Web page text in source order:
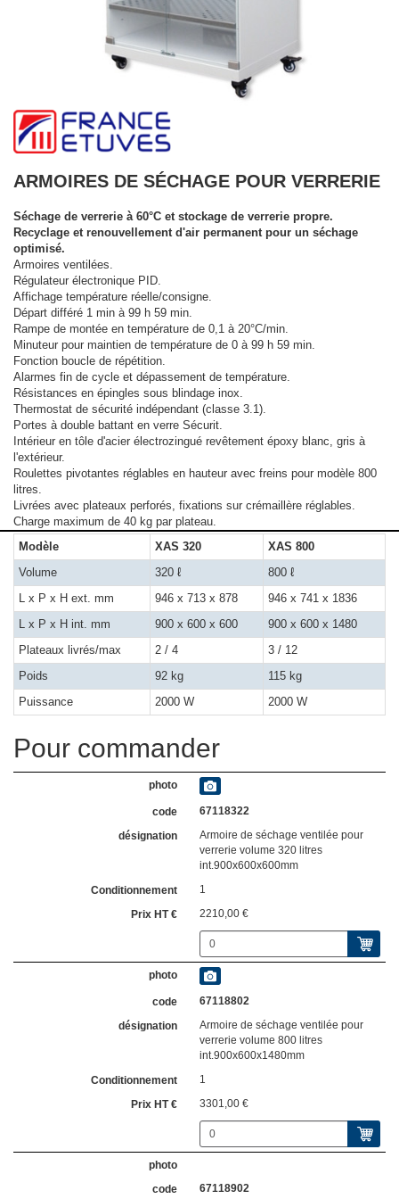
ARMOIRES DE SÉCHAGE POUR VERRERIE
Séchage de verrerie à 60°C et stockage de verrerie propre.
Recyclage et renouvellement d'air permanent pour un séchage
optimisé.
Armoires ventilées.
Régulateur électronique PID.
Affichage température réelle/consigne.
Départ différé 1 min à 99 h 59 min.
Rampe de montée en température de 0,1 à 20°C/min.
Minuteur pour maintien de température de 0 à 99 h 59 min.
Fonction boucle de répétition.
Alarmes fin de cycle et dépassement de température.
Résistances en épingles sous blindage inox.
Thermostat de sécurité indépendant (classe 3.1).
Portes à double battant en verre Sécurit.
Intérieur en tôle d'acier électrozingué revêtement époxy blanc, gris à
l'extérieur.
Roulettes pivotantes réglables en hauteur avec freins pour modèle 800
litres.
Livrées avec plateaux perforés, fixations sur crémaillère réglables.
Charge maximum de 40 kg par plateau.
Modèle
XAS 320
XAS 800
Volume
320 ℓ
800 ℓ
L x P x H ext. mm
946 x 713 x 878
946 x 741 x 1836
L x P x H int. mm
900 x 600 x 600
900 x 600 x 1480
Plateaux livrés/max
2 / 4
3 / 12
Poids
92 kg
115 kg
Puissance
2000 W 2000 W
Pour commander
67118322
Armoire de séchage ventilée pour
verrerie volume 320 litres
int.900x600x600mm
1
2210,00 €
67118802
Armoire de séchage ventilée pour
verrerie volume 800 litres
int.900x600x1480mm
1
3301,00 €
67118902